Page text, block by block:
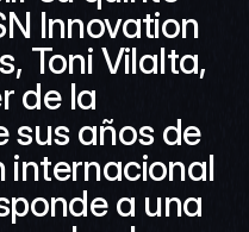
Innovation
Toni Vilalta,
de la
años de
internacional
a una